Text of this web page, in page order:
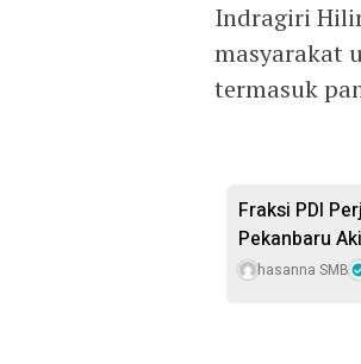
Indragiri
masyarakat
termasuk
Fraksi PDI
Pekanbaru
hasanna SMB